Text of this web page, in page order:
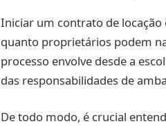
Iniciar um contrato de
quanto proprietários podem
processo envolve desde a
das responsabilidades de
De todo modo, é crucial